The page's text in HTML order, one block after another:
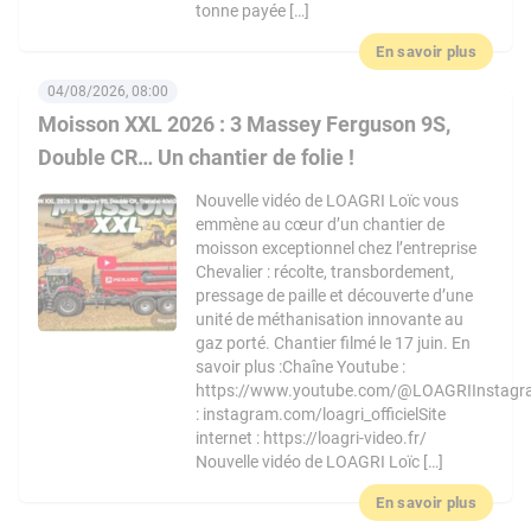
tonne payée […]
En savoir plus
Moisson XXL 2026 : 3 Massey Ferguson 9S,
Double CR… Un chantier de folie !
04/08/2026, 08:00
Nouvelle vidéo de LOAGRI Loïc vous
emmène au cœur d’un chantier de
moisson exceptionnel chez l’entreprise
Chevalier : récolte, transbordement,
pressage de paille et découverte d’une
unité de méthanisation innovante au
gaz porté. Chantier filmé le 17 juin. En
savoir plus :Chaîne Youtube :
https://www.youtube.com/
: instagram.com/loagri_officielSite
internet : https://loagri-video.fr/
Nouvelle vidéo de LOAGRI Loïc […]
En savoir plus